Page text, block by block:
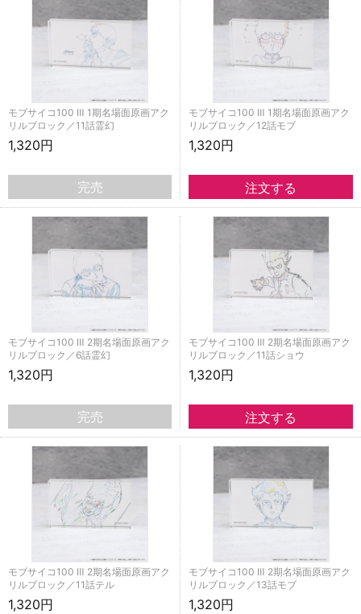
モブサイコ100 Ⅲ 1期名場面原画アク
リルブロック／11話霊幻
1,320円
完売
モブサイコ100 Ⅲ 1期名場面原画アク
リルブロック／12話モブ
1,320円
モブサイコ100 Ⅲ 2期名場面原画アク
リルブロック／6話霊幻
1,320円
完売
モブサイコ100 Ⅲ 2期名場面原画アク
リルブロック／11話ショウ
1,320円
モブサイコ100 Ⅲ 2期名場面原画アク
リルブロック／11話テル
1,320円
モブサイコ100 Ⅲ 2期名場面原画アク
リルブロック／13話モブ
1,320円